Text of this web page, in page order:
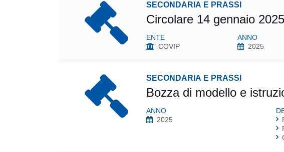
SECONDARIA E PRASSI
Circolare 14 gennaio
ENTE
COVIP
ANNO
2025
SECONDARIA E PRASSI
Bozza di modello e
ANNO
2025